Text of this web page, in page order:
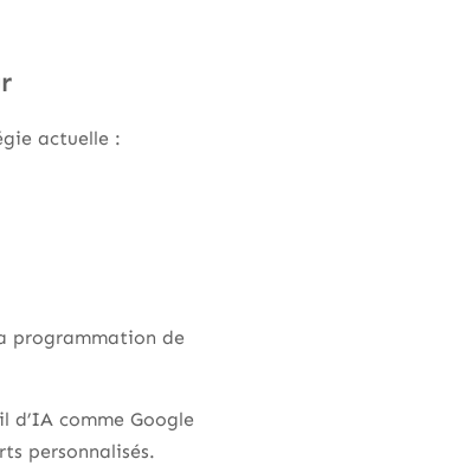
actuelle :
programmation de
comme Google
personnalisés.